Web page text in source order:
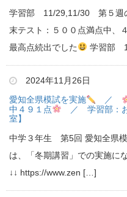
学習部 11/29,11/30 第５週
末テスト：５００点満点中、
最高点続出でした
学習部
2024年11月26日
愛知全県模試を実施
／
中４９１点
／ 学習部：
室】
中学３年生 第5回 愛知全県
は、「冬期講習」での実施に
↓↓ https://www.zen […]